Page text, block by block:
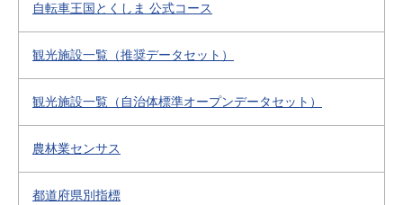
自転車王国とくしま 公式コース
観光施設一覧（推奨データセット）
観光施設一覧（自治体標準オープンデータセット）
農林業センサス
都道府県別指標